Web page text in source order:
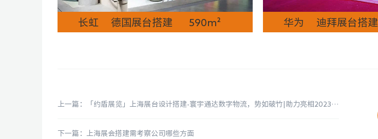
长虹 德国展台搭建 590m² 华为 迪拜展台搭
上一篇：「约盾展览」上海展台设计搭建-寰宇通达数字物流，势如破竹|助力亮相2023亚洲物流双年展!
下一篇：上海展会搭建需考察公司哪些方面